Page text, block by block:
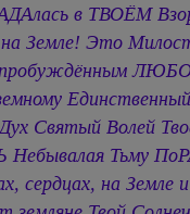
в ТВОЁМ
Земле! Это
Святый Волей
Тьму
сердцах, на Земле